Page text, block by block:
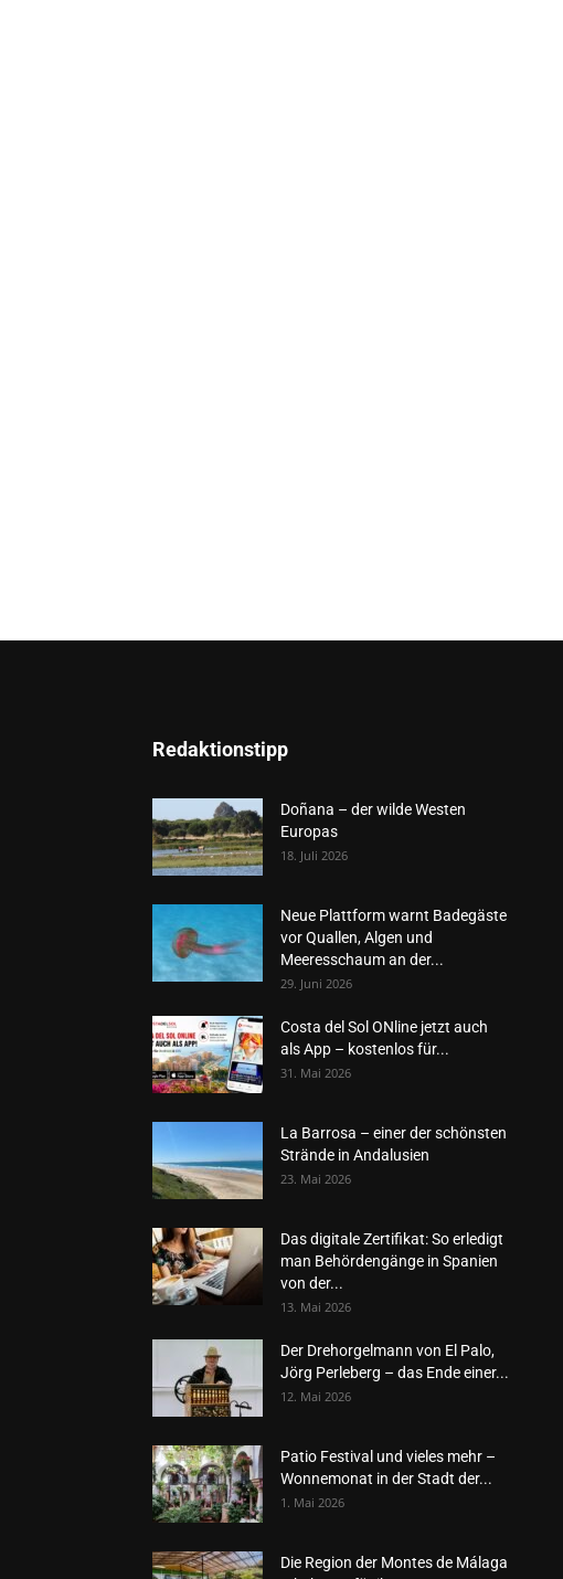
Redaktionstipp
Doñana – der wilde Westen
Europas
18. Juli 2026
Neue Plattform warnt Badegäste
vor Quallen, Algen und
Meeresschaum an der...
29. Juni 2026
Costa del Sol ONline jetzt auch
als App – kostenlos für...
31. Mai 2026
La Barrosa – einer der schönsten
Strände in Andalusien
23. Mai 2026
Das digitale Zertifikat: So erledigt
man Behördengänge in Spanien
von der...
13. Mai 2026
Der Drehorgelmann von El Palo,
Jörg Perleberg – das Ende einer...
12. Mai 2026
Patio Festival und vieles mehr –
Wonnemonat in der Stadt der...
1. Mai 2026
Die Region der Montes de Málaga